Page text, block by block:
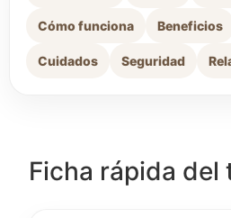
Cómo funciona Beneficios
Cuidados Seguridad
Ficha rápida del